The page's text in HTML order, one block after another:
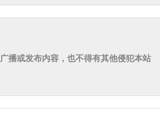
播或发布内容，也不得有其他侵犯本站